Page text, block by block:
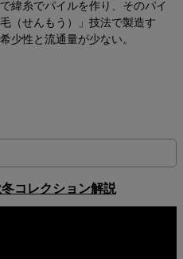
緯糸でパイルを作り、そのパイ
（せんもう）」技法で製造す
少性と流通量が少ない。
コレクション解説